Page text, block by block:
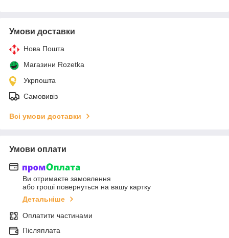
Умови доставки
Нова Пошта
Магазини Rozetka
Укрпошта
Самовивіз
Всі умови доставки
Умови оплати
Ви отримаєте замовлення
або гроші повернуться на вашу картку
Детальніше
Оплатити частинами
Післяплата